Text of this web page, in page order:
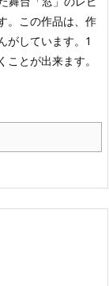
。この作品は、作
がしています。1
とが出来ます。